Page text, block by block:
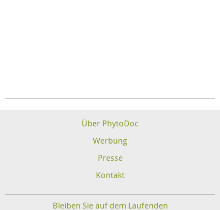
Über PhytoDoc
Werbung
Presse
Kontakt
Bleiben Sie auf dem Laufenden